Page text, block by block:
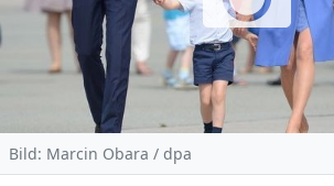
Bild: Marcin Obara / dpa